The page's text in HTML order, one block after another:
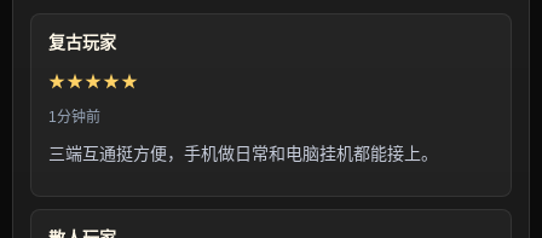
复古玩家
★★★★★
1分钟前
三端互通挺方便，手机做日常和电脑挂机都能接上。